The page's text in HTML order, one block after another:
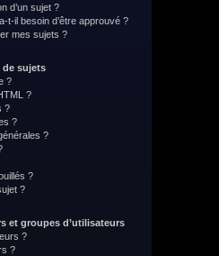
d’un sujet ?
t-il besoin d’être approuvé ?
mes sujets ?
de sujets
?
?
?
?
?
?
?
et groupes d’utilisateurs
?
?